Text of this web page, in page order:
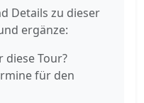
Details zu dieser
ergänze:
Tour?
für den